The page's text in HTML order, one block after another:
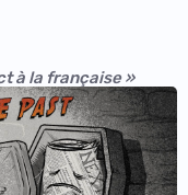
à la française »